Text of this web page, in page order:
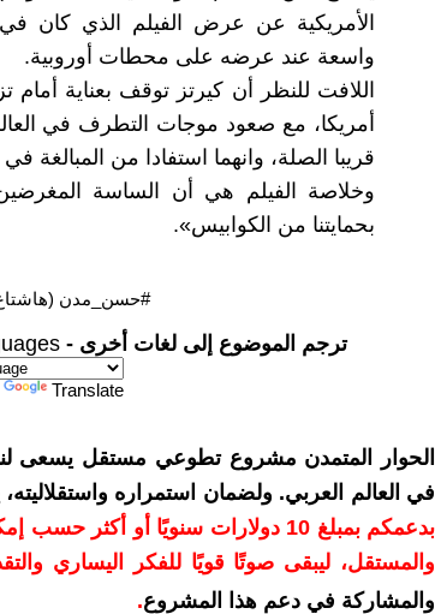
الأمريكية عن عرض الفيلم الذي كان في
واسعة عند عرضه على محطات أوروبية.
اللافت للنظر أن كيرتز توقف بعناية
أمريكا، مع صعود موجات التطرف في
قريبا الصلة، وانهما استفادا من
وخلاصة الفيلم هي أن الساسة
بحمايتنا من الكوابيس».
#حسن_مدن
ترجم الموضوع إلى لغات أخرى -
Translate
الحوار المتمدن مشروع تطوعي مستقل يسعى لنشر
في العالم العربي. ولضمان استمراره
بدعمكم بمبلغ 10 دولارات سنويًا أو
والمستقل، ليبقى صوتًا قويًا للفكر اليساري
والمشاركة في دعم هذا المشروع.